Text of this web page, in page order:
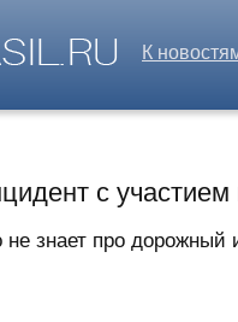
К
с
знает про